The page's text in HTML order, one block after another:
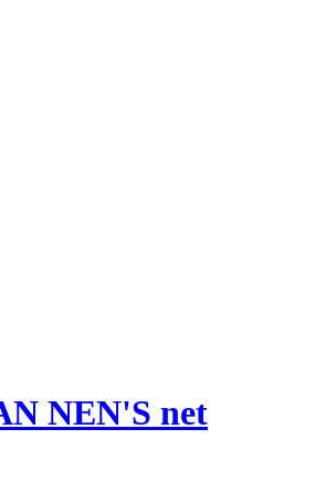
NEN'S net